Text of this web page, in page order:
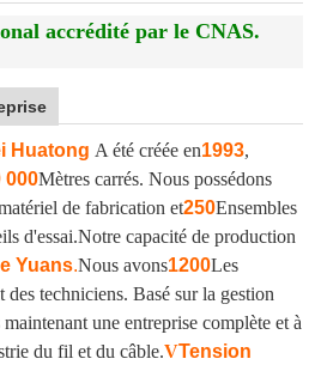
accrédité par le CNAS.
Huatong A été créée en1993,
000Mètres carrés. Nous possédons
de fabrication et250Ensembles
d'essai.Notre capacité de production
Yuans.Nous avons1200Les
des techniciens. Basé sur la gestion
une entreprise complète et à
du fil et du câble.VTension